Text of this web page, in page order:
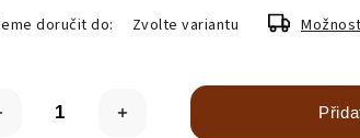
doručit do: Zvolte variantu